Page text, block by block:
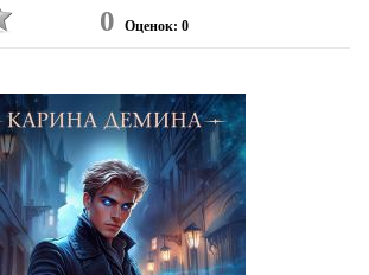
0 Оценок: 0